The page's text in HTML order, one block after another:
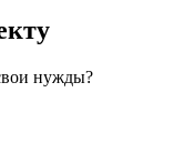
нужды?